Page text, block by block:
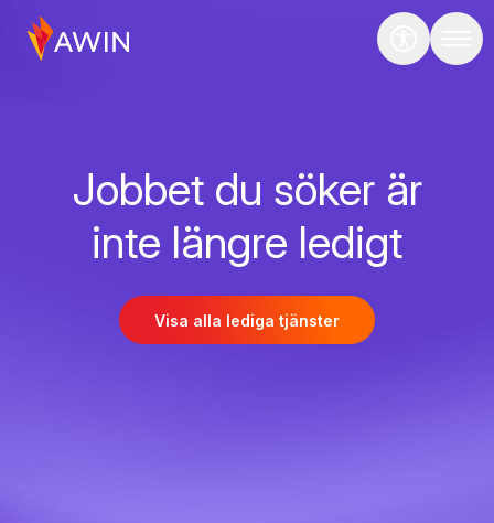
Jobbet du söker är
inte längre ledigt
Visa alla lediga tjänster